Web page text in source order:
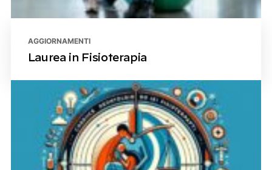
AGGIORNAMENTI
Laurea in Fisioterapia